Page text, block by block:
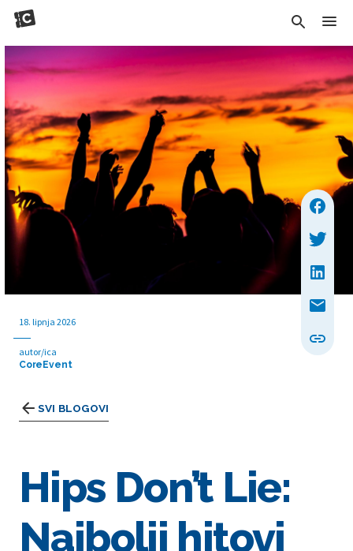
SVI BLOGOVI
18. lipnja 2026
autor/ica
CoreEvent
Hips Don’t Lie:
Najbolji hitovi